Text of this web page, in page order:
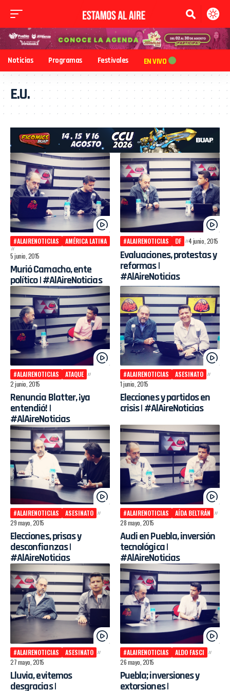
Noticias Programas Festivales EN VIVO
E.U.
#ALAIRENOTICIAS
AMÉRICA LATINA
5 junio, 2015
Murió Camacho, ente
político | #AlAireNoticias
#ALAIRENOTICIAS DF 4 junio, 2015
Evaluaciones, protestas y
reformas |
#AlAireNoticias
#ALAIRENOTICIAS
ATAQUE
2 junio, 2015
Renuncia Blatter, ¡ya
entendió! |
#AlAireNoticias
#ALAIRENOTICIAS
ASESINATO
1 junio, 2015
Elecciones y partidos en
crisis | #AlAireNoticias
#ALAIRENOTICIAS
ASESINATO
29 mayo, 2015
Elecciones, prisas y
desconfianzas |
#AlAireNoticias
#ALAIRENOTICIAS
AÍDA BELTRÁN
28 mayo, 2015
Audi en Puebla, inversión
tecnológica |
#AlAireNoticias
#ALAIRENOTICIAS
ASESINATO
27 mayo, 2015
Lluvia, evitemos
desgracias |
#ALAIRENOTICIAS
ALDO FASCI
26 mayo, 2015
Puebla; inversiones y
extorsiones |